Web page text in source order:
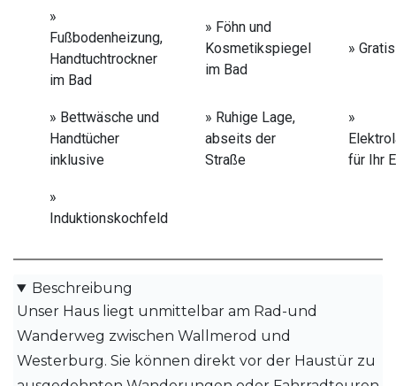
»
Fußbodenheizung,
Handtuchtrockner
im Bad
» Föhn und
Kosmetikspiegel
im Bad
»
» Bettwäsche und
Handtücher
inklusive
» Ruhige Lage,
abseits der
Straße
»
für Ihr
»
Induktionskochfeld
Beschreibung
Unser Haus liegt unmittelbar am Rad-und
Wanderweg zwischen Wallmerod und
Westerburg. Sie können direkt vor der Haustür zu